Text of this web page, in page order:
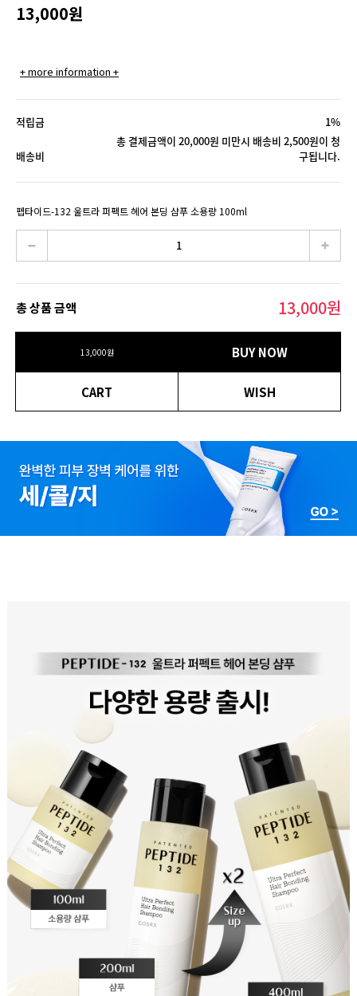
13,000원
+ more information +
적립금 1%
배송비
총 결제금액이 20,000원 미만시 배송비 2,500원이 청
구됩니다.
펩타이드-132 울트라 퍼펙트 헤어 본딩 샴푸 소용량 100ml
총 상품 금액 13,000원
13,000원 BUY NOW
CART WISH